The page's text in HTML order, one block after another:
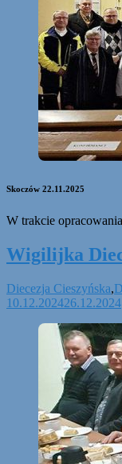
Skoczów 22.11.2025
W trakcie
Wigilijka
Diecezja Cieszyńska,
10.12.202426.12.2024